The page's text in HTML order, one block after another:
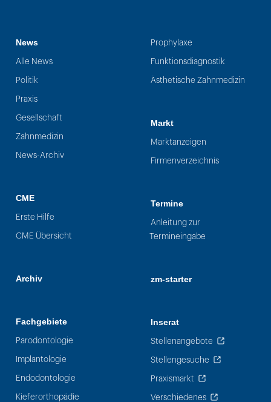
News
Alle News
Politik
Praxis
Gesellschaft
Zahnmedizin
News-Archiv
CME
Erste Hilfe
CME Übersicht
Archiv
Fachgebiete
Parodontologie
Implantologie
Endodontologie
Kieferorthopädie
Prophylaxe
Funktionsdiagnostik
Ästhetische Zahnmedizin
Markt
Marktanzeigen
Firmenverzeichnis
Termine
Anleitung zur
Termineingabe
zm-starter
Inserat
Stellenangebote
Stellengesuche
Praxismarkt
Verschiedenes